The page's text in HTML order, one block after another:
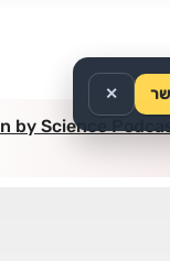
by Science
✕